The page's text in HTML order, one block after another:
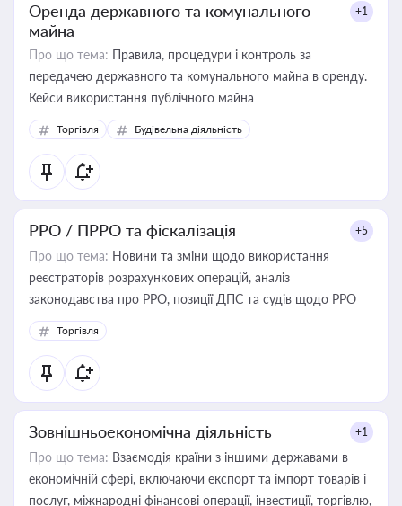
Оренда державного та комунального
майна
+1
Про що тема: Правила, процедури і контроль за
передачею державного та комунального майна в оренду.
Кейси використання публічного майна
Торгівля Будівельна діяльність
РРО / ПРРО та фіскалізація +5
Про що тема: Новини та зміни щодо використання
реєстраторів розрахункових операцій, аналіз
законодавства про РРО, позиції ДПС та судів щодо РРО
Торгівля
Зовнішньоекономічна діяльність +1
Про що тема: Взаємодія країни з іншими державами в
економічній сфері, включаючи експорт та імпорт товарів і
послуг, міжнародні фінансові операції, інвестиції, торгівлю,